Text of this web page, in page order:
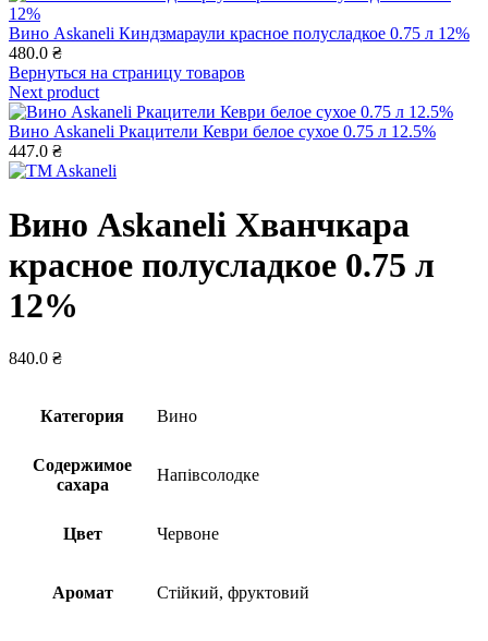
Вино Askaneli Киндзмараули красное полусладкое 0.75 л 12%
480.0 ₴
Вернуться на страницу товаров
Next product
Вино Askaneli Ркацители Кеври белое сухое 0.75 л 12.5%
447.0 ₴
Вино Askaneli Хванчкара
красное полусладкое 0.75 л
12%
840.0 ₴
Категория Вино
Содержимое
сахара
Напівсолодке
Цвет Червоне
Аромат Стійкий, фруктовий